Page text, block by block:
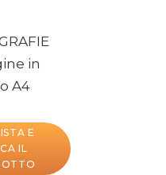
in
A4
E
IL